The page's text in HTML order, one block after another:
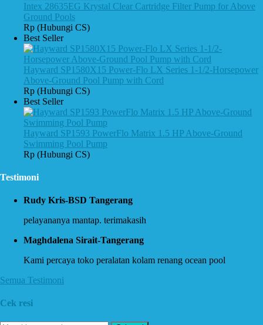
Intex 28635EG Krystal Clear Cartridge Filter Pump for Above
Ground Pools
Rp (Hubungi CS)
Best Seller
Hayward SP1580X15 Power-Flo LX Series 1-1/2-Horsepower
Above-Ground Pool Pump with Cord
Rp (Hubungi CS)
Best Seller
Hayward SP1593 PowerFlo Matrix 1.5 HP Above-Ground
Swimming Pool Pump
Rp (Hubungi CS)
Testimoni
Rudy Kris-BSD Tangerang
pelayananya mantap. terimakasih
Maghdalena Sirait-Tangerang
Kami percaya toko peralatan kolam renang ocean pool
Semua Testimoni
Cek resi